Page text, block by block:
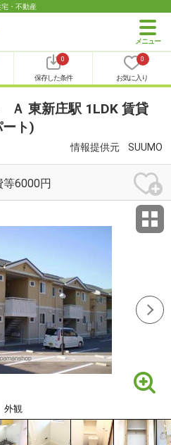
宅・不動産
0
保存した条件
0
お気に入り
Ａ 東新庄駅 1LDK 賃貸
ト)
情報提供元 SUUMO
6000円
外観